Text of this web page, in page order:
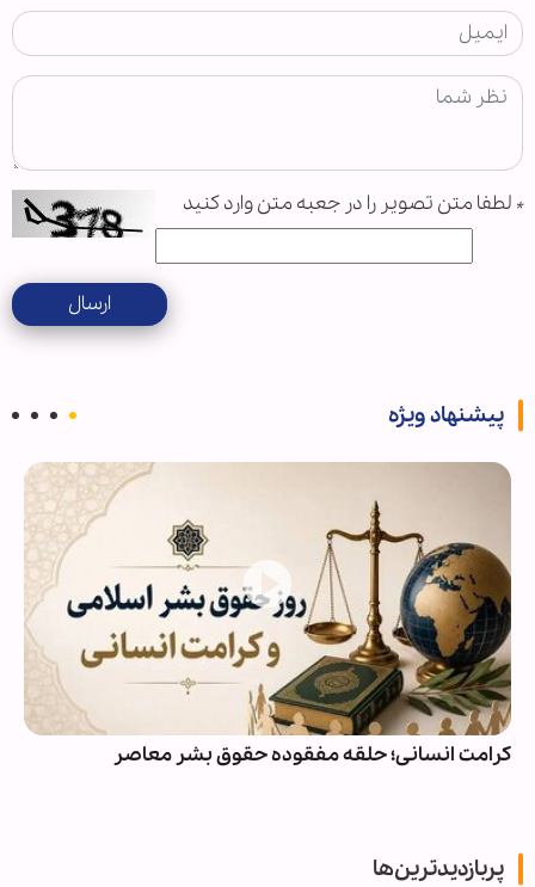
* لطفا متن تصویر را در جعبه متن وارد کنید
ارسال
پیشنهاد ویژه
کرامت انسانی؛ حلقه مفقوده حقوق بشر معاصر
پربازدیدترین‌ها